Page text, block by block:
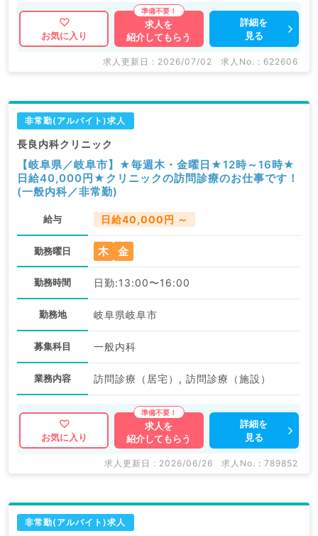
お気に入り
求人を
紹介してもらう
詳細を
見る
求人更新日 : 2026/07/02 求人No. : 622606
非常勤(アルバイト)求人
長良内科クリニック
【岐阜県／岐阜市】★毎週木・金曜日★12時～16時★
日給40,000円★クリニックの訪問診療のお仕事です！
(一般内科／非常勤)
給与 日給40,000円 ～
勤務曜日 木 金
勤務時間 日勤:13:00〜16:00
勤務地 岐阜県岐阜市
募集科目 一般内科
業務内容 訪問診療（居宅）, 訪問診療（施設）
お気に入り
求人を
紹介してもらう
詳細を
見る
求人更新日 : 2026/06/26 求人No. : 789852
非常勤(アルバイト)求人